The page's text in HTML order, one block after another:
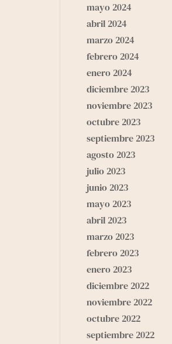
mayo 2024
abril 2024
marzo 2024
febrero 2024
enero 2024
diciembre 2023
noviembre 2023
octubre 2023
septiembre 2023
agosto 2023
julio 2023
junio 2023
mayo 2023
abril 2023
marzo 2023
febrero 2023
enero 2023
diciembre 2022
noviembre 2022
octubre 2022
septiembre 2022